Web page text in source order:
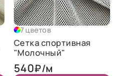
7 цветов
Сетка спортивная
"Молочный"
540₽/м